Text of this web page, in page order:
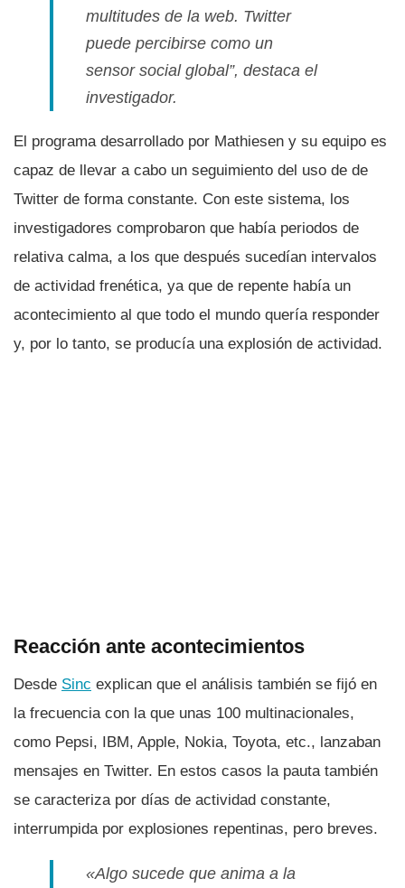
multitudes de la web. Twitter
puede percibirse como un
sensor social global”, destaca el
investigador.
El programa desarrollado por Mathiesen y su equipo es
capaz de llevar a cabo un seguimiento del uso de de
Twitter de forma constante. Con este sistema, los
investigadores comprobaron que habí­a periodos de
relativa calma, a los que después sucedí­an intervalos
de actividad frenética, ya que de repente habí­a un
acontecimiento al que todo el mundo querí­a responder
y, por lo tanto, se producí­a una explosión de actividad.
Reacción ante acontecimientos
Desde Sinc explican que el análisis también se fijó en
la frecuencia con la que unas 100 multinacionales,
como Pepsi, IBM, Apple, Nokia, Toyota, etc., lanzaban
mensajes en Twitter. En estos casos la pauta también
se caracteriza por dí­as de actividad constante,
interrumpida por explosiones repentinas, pero breves.
«Algo sucede que anima a la